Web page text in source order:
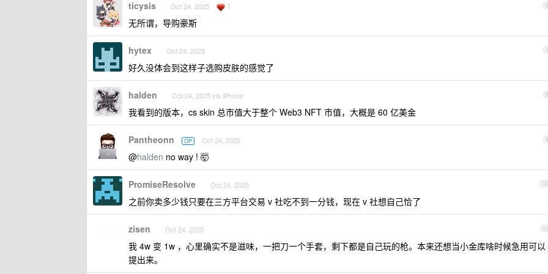
6
ticysis Oct 24, 2025 1
无所谓，导购豪斯
7
hytex Oct 24, 2025
好久没体会到这样子选购皮肤的感觉了
8
halden Oct 24, 2025 via iPhone
我看到的版本，cs skin 总市值大于整个 Web3 NFT 市值，大概是 60 亿美金
9
Pantheonn OP Oct 24, 2025
@halden no way ! 🤯
10
PromiseResolve Oct 24, 2025
之前你卖多少钱只要在三方平台交易 v 社吃不到一分钱，现在 v 社想自己恰了
11
zisen Oct 24, 2025
我 4w 变 1w ，心里确实不是滋味，一把刀一个手套，剩下都是自己玩的枪。本来还想当小金库啥时候急用可以
提出来。